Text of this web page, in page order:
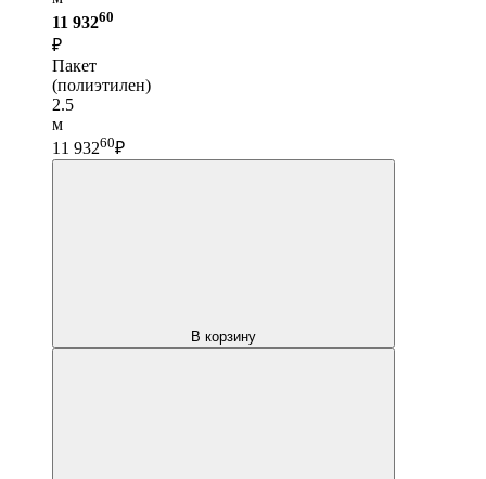
11 93260
₽
Пакет
(полиэтилен)
2.5
м
11 93260₽
В корзину